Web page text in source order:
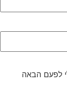
לפעם הבאה